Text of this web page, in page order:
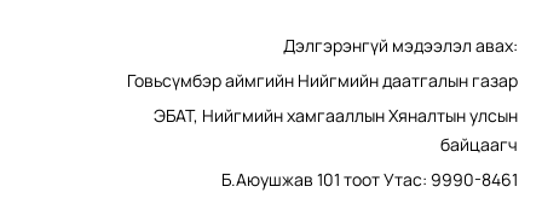
НДШ ТӨЛӨЛТИЙН ТОДОРХОЙЛОЛТ ШАЛГАХ
Дэлгэрэнгүй мэдээлэл авах:
Говьсүмбэр аймгийн Нийгмийн даатгалын газар
ЭБАТ, Нийгмийн хамгааллын Хяналтын улсын
байцаагч
Б.Аюушжав 101 тоот Утас: 9990-8461